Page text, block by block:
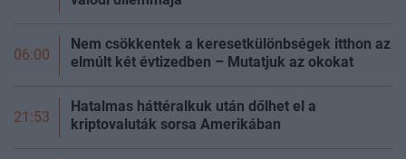
06:00
Nem csökkentek a keresetkülönbségek itthon az
elmúlt két évtizedben – Mutatjuk az okokat
21:53
Hatalmas háttéralkuk után dőlhet el a
kriptovaluták sorsa Amerikában